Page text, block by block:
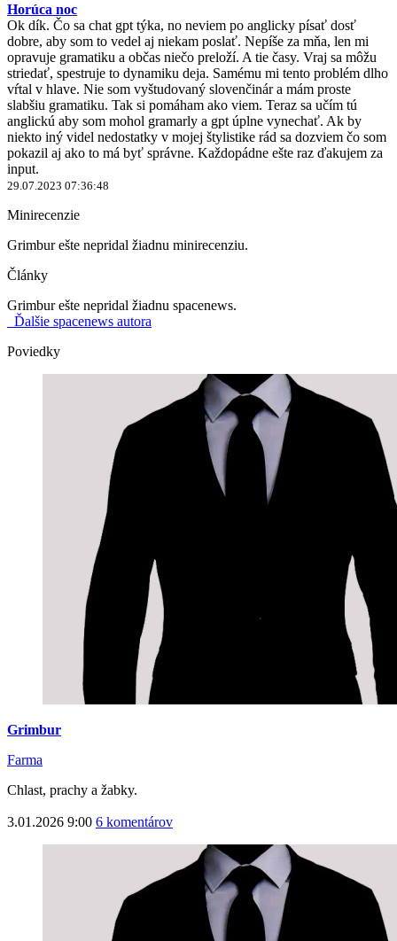
Horúca noc
Ok dík. Čo sa chat gpt týka, no neviem po anglicky písať dosť
dobre, aby som to vedel aj niekam poslať. Nepíše za mňa, len mi
opravuje gramatiku a občas niečo preloží. A tie časy. Vraj sa môžu
striedať, spestruje to dynamiku deja. Samému mi tento problém dlho
vŕtal v hlave. Nie som vyštudovaný slovenčinár a mám proste
slabšiu gramatiku. Tak si pomáham ako viem. Teraz sa učím tú
anglickú aby som mohol gramarly a gpt úplne vynechať. Ak by
niekto iný videl nedostatky v mojej štylistike rád sa dozviem čo som
pokazil aj ako to má byť správne. Každopádne ešte raz ďakujem za
input.
29.07.2023 07:36:48
Minirecenzie
Grimbur ešte nepridal žiadnu minirecenziu.
Články
Grimbur ešte nepridal žiadnu spacenews.
Ďalšie spacenews autora
Poviedky
Grimbur
Farma
Chlast, prachy a žabky.
3.01.2026 9:00 6 komentárov